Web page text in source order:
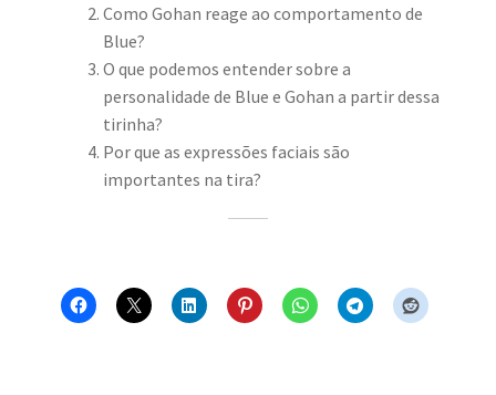
Como Gohan reage ao comportamento de
Blue?
O que podemos entender sobre a
personalidade de Blue e Gohan a partir dessa
tirinha?
Por que as expressões faciais são
importantes na tira?